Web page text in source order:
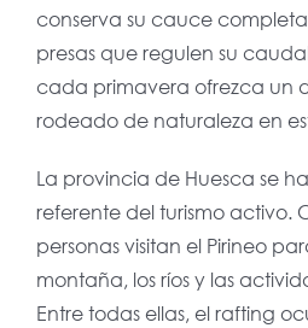
conserva su cauce
presas que regulen su
cada primavera ofrezca un
rodeado de naturaleza en
La provincia de Huesca se
referente del turismo activo.
personas visitan el Pirineo
montaña, los ríos y las
Entre todas ellas, el rafting